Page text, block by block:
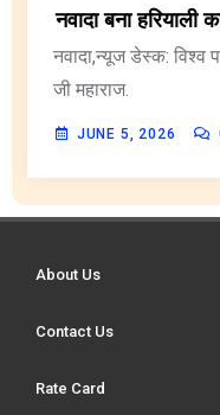
नवादा बना हरियाली
नवादा,न्यूज डेस्क: विश्व
जी महाराज.
JUNE 5, 2026
About Us
Contact Us
Rate Card